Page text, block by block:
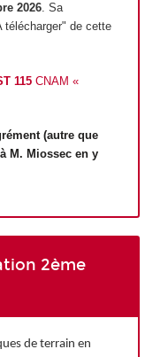
2026. Sa
télécharger" de cette
115 CNAM «
(autre que
M. Miossec en y
2ème
de terrain en